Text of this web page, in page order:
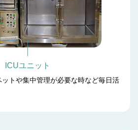
ICUユニット
トや集中管理が必要な時など毎日活